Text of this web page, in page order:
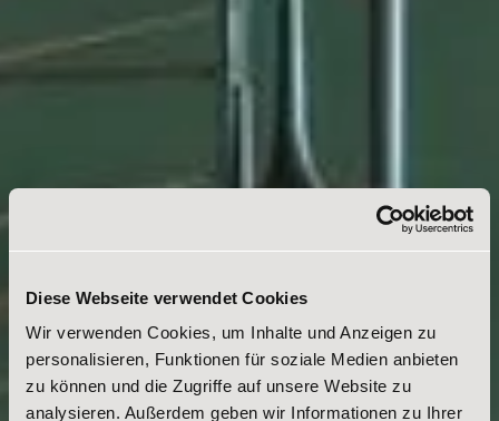
Diese Webseite verwendet Cookies
Wir verwenden Cookies, um Inhalte und Anzeigen zu
personalisieren, Funktionen für soziale Medien anbieten
zu können und die Zugriffe auf unsere Website zu
analysieren. Außerdem geben wir Informationen zu Ihrer